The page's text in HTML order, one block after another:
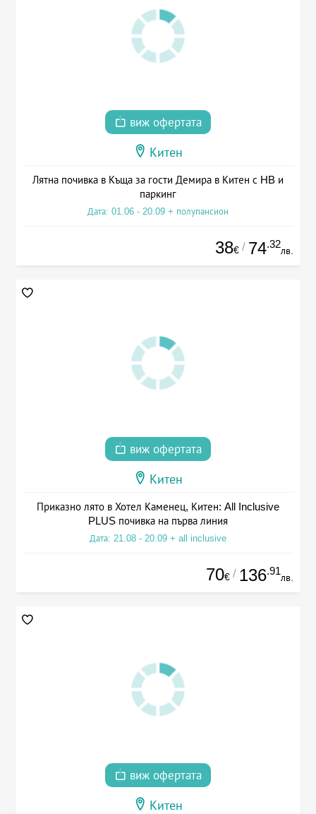
виж офертата
Китен
Лятна почивка в Къща за гости Демира в Китен с HB и
паркинг
Дата: 01.06 - 20.09 + полупансион
38€ / 74.32
лв.
виж офертата
Китен
Приказно лято в Хотел Каменец, Китен: All Inclusive
PLUS почивка на първа линия
Дата: 21.08 - 20.09 + all inclusive
70€ / 136.91
лв.
виж офертата
Китен